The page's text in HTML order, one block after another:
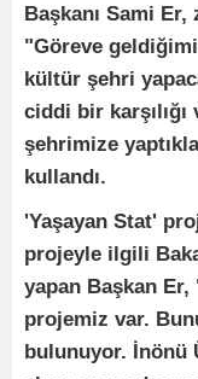
Başkanı Sami Er,
"Göreve
kültür şehri
ciddi bir
şehrimize
kullandı.
'Yaşayan Stat'
projeyle ilgili
yapan Başkan
projemiz var.
bulunuyor. İnönü